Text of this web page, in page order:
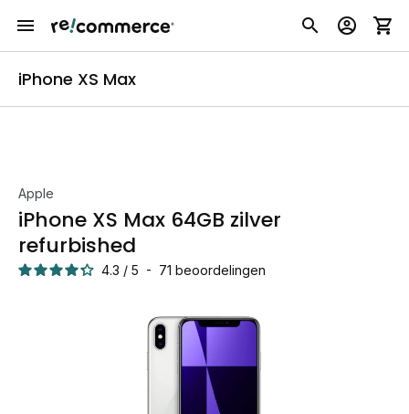
iPhone XS Max
Apple
iPhone XS Max 64GB zilver
refurbished
4.3 / 5 - 71 beoordelingen